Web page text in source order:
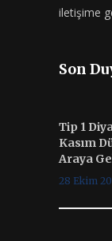
iletişime
Son
Tip 1
Kasım
Araya
28 Ekim